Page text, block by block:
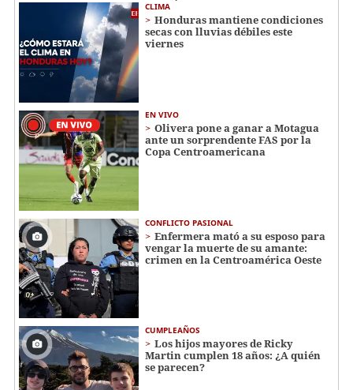
CLIMA
Honduras mantiene condiciones
secas con lluvias débiles este
viernes
EN VIVO
Olivera pone a ganar a Motagua
ante un sorprendente FAS por la
Copa Centroamericana
CONFLICTO PASIONAL
Enfermera mató a su esposo para
vengar la muerte de su amante:
crimen en la Centroamérica Oeste
CUMPLEAÑOS
Los hijos mayores de Ricky
Martin cumplen 18 años: ¿A quién
se parecen?